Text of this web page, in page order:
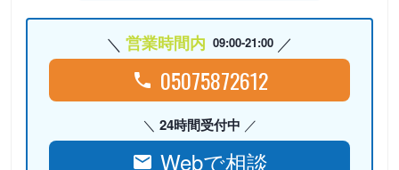
営業時間内 09:00-21:00
05075872612
24時間受付中
Webで相談